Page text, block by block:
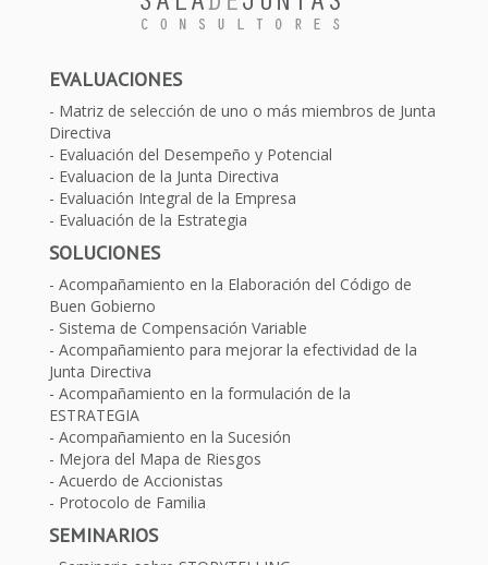
EVALUACIONES
Matriz de selección de uno o más miembros de Junta
Directiva
Evaluación del Desempeño y Potencial
Evaluacion de la Junta Directiva
Evaluación Integral de la Empresa
Evaluación de la Estrategia
SOLUCIONES
Acompañamiento en la Elaboración del Código de
Buen Gobierno
Sistema de Compensación Variable
Acompañamiento para mejorar la efectividad de la
Junta Directiva
Acompañamiento en la formulación de la
ESTRATEGIA
Acompañamiento en la Sucesión
Mejora del Mapa de Riesgos
Acuerdo de Accionistas
Protocolo de Familia
SEMINARIOS